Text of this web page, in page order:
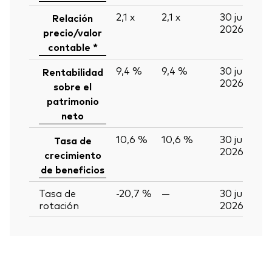
Relación
precio/valor
contable *
2,1 x 2,1 x
30 jun
2026
Rentabilidad
sobre el
patrimonio
neto
9,4 % 9,4 %
30 jun
2026
Tasa de
crecimiento
de beneficios
10,6 % 10,6 %
30 jun
2026
Tasa de
rotación
-20,7 % —
30 jun
2026